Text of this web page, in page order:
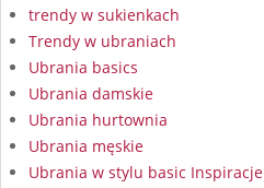
trendy w sukienkach
Trendy w ubraniach
Ubrania basics
Ubrania damskie
Ubrania hurtownia
Ubrania męskie
Ubrania w stylu basic Inspiracje